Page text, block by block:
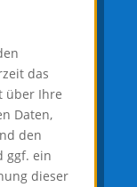
das
über Ihre
Daten,
den
ggf. ein
dieser